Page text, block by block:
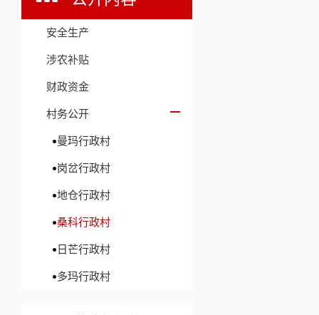
安全生产
涉农补贴
财政资金
村务公开
曼玛行政村
岗岔行政村
地仓行政村
桑科行政村
日芒行政村
多玛行政村